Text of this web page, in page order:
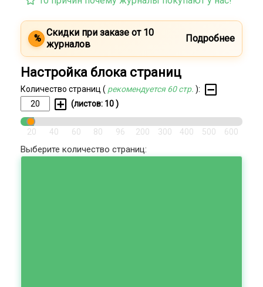
%
Скидки при заказе от 10
журналов
Подробнее
Настройка блока страниц
Количество страниц ( рекомендуется 60 стр. ):
(листов: 10 )
20 40 60 80 96 200 300 400 500 600
Выберите количество страниц: